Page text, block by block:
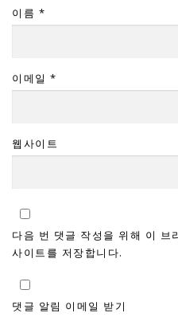
이름 *
이메일 *
웹사이트
다음 번 댓글 작성을 위해 이 브
사이트를 저장합니다.
댓글 알림 이메일 받기